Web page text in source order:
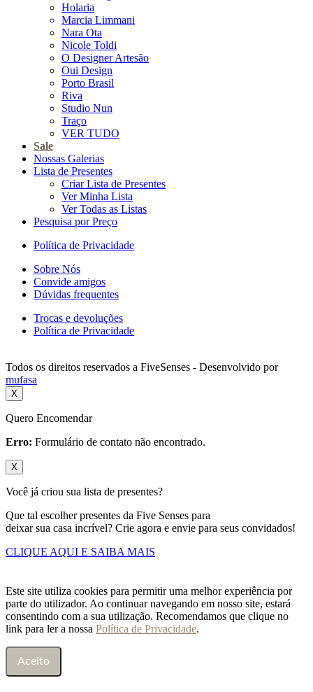
Holaria
Marcia Limmani
Nara Ota
Nicole Toldi
O Designer Artesão
Oui Design
Porto Brasil
Riva
Studio Nun
Traço
VER TUDO
Sale
Nossas Galerias
Lista de Presentes
Criar Lista de Presentes
Ver Minha Lista
Ver Todas as Listas
Pesquisa por Preço
Política de Privacidade
Sobre Nós
Convide amigos
Dúvidas frequentes
Trocas e devoluções
Política de Privacidade
Todos os direitos reservados a FiveSenses - Desenvolvido por
mufasa
X
Quero Encomendar
Erro: Formulário de contato não encontrado.
X
Você já criou sua lista de presentes?
Que tal escolher presentes da Five Senses para
deixar sua casa incrível? Crie agora e envie para seus convidados!
CLIQUE AQUI E SAIBA MAIS
Este site utiliza cookies para permitir uma melhor experiência por
parte do utilizador. Ao continuar navegando em nosso site, estará
consentindo com a sua utilização. Recomendamos que clique no
link para ler a nossa Política de Privacidade.
Aceito